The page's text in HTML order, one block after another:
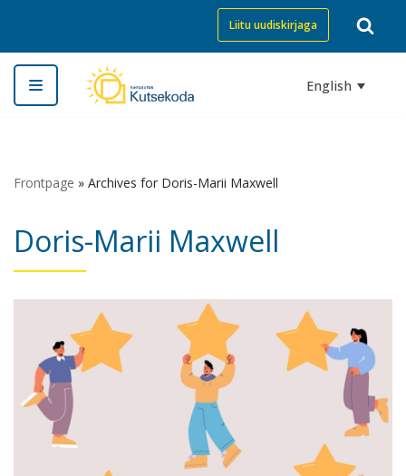
Skip
to
content
Liitu uudiskirjaga
English
Frontpage » Archives for Doris-Marii Maxwell
Doris-Marii Maxwell